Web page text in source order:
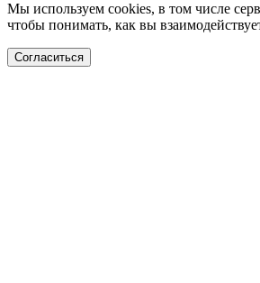
Мы используем cookies, в том числе
чтобы понимать, как вы
Согласиться